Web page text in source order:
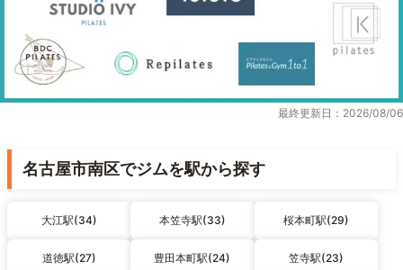
最終更新日：2026/08/06
名古屋市南区でジムを駅から探す
大江駅(34) 本笠寺駅(33) 桜本町駅(29)
道徳駅(27) 豊田本町駅(24) 笠寺駅(23)